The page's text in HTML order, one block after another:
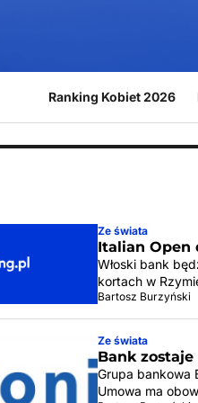
Ranking Kobiet 2026
Ze świata
Italian Open
Włoski bank
kortach w
Bartosz Burzyński
Ze świata
Bank
Grupa bankowa
Umowa ma